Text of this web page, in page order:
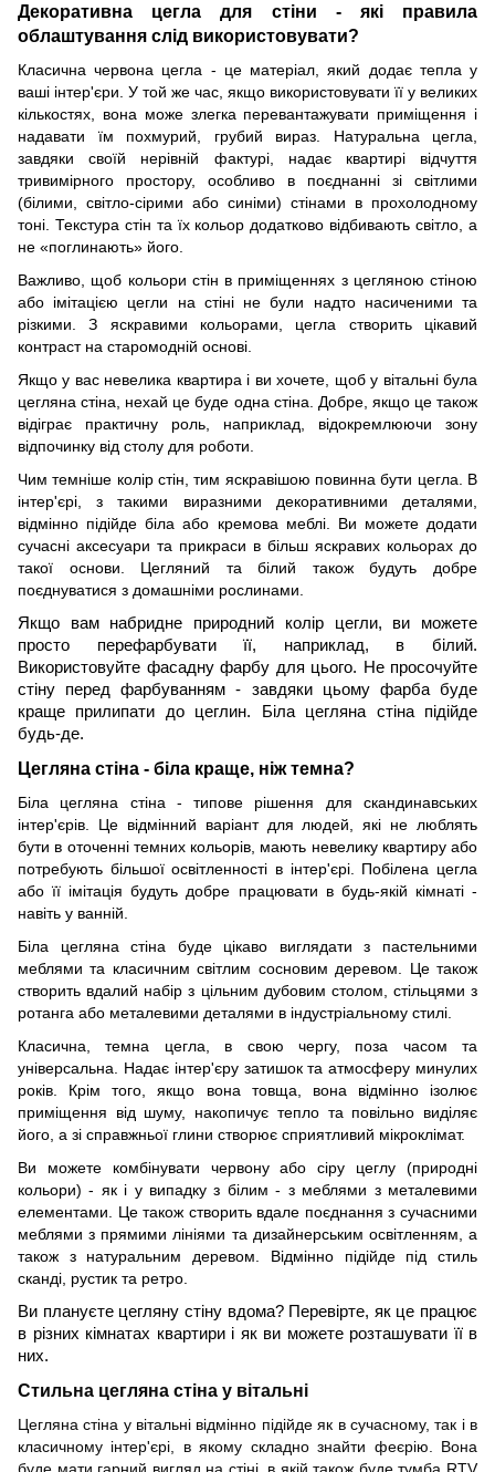
Декоративна цегла для стіни - які правила
облаштування слід використовувати?
Класична червона цегла - це матеріал, який додає тепла у
ваші інтер'єри. У той же час, якщо використовувати її у великих
кількостях, вона може злегка перевантажувати приміщення і
надавати їм похмурий, грубий вираз. Натуральна цегла,
завдяки своїй нерівній фактурі, надає квартирі відчуття
тривимірного простору, особливо в поєднанні зі світлими
(білими, світло-сірими або синіми) стінами в прохолодному
тоні. Текстура стін та їх кольор додатково відбивають світло, а
не «поглинають» його.
Важливо, щоб кольори стін в приміщеннях з цегляною стіною
або імітацією цегли на стіні не були надто насиченими та
різкими. З яскравими кольорами, цегла створить цікавий
контраст на старомодній основі.
Якщо у вас невелика квартира і ви хочете, щоб у вітальні була
цегляна стіна, нехай це буде одна стіна. Добре, якщо це також
відіграє практичну роль, наприклад, відокремлюючи зону
відпочинку від столу для роботи.
Чим темніше колір стін, тим яскравішою повинна бути цегла. В
інтер'єрі, з такими виразними декоративними деталями,
відмінно підійде біла або кремова меблі. Ви можете додати
сучасні аксесуари та прикраси в більш яскравих кольорах до
такої основи. Цегляний та білий також будуть добре
поєднуватися з домашніми рослинами.
Якщо вам набридне природний колір цегли, ви можете
просто перефарбувати її, наприклад, в білий.
Використовуйте фасадну фарбу для цього. Не просочуйте
стіну перед фарбуванням - завдяки цьому фарба буде
краще прилипати до цеглин. Біла цегляна стіна підійде
будь-де.
Цегляна стіна - біла краще, ніж темна?
Біла цегляна стіна - типове рішення для скандинавських
інтер'єрів. Це відмінний варіант для людей, які не люблять
бути в оточенні темних кольорів, мають невелику квартиру або
потребують більшої освітленності в інтер'єрі. Побілена цегла
або її імітація будуть добре працювати в будь-якій кімнаті -
навіть у ванній.
Біла цегляна стіна буде цікаво виглядати з пастельними
меблями та класичним світлим сосновим деревом. Це також
створить вдалий набір з цільним дубовим столом, стільцями з
ротанга або металевими деталями в індустріальному стилі.
Класична, темна цегла, в свою чергу, поза часом та
універсальна. Надає інтер'єру затишок та атмосферу минулих
років. Крім того, якщо вона товща, вона відмінно ізолює
приміщення від шуму, накопичує тепло та повільно виділяє
його, а зі справжньої глини створює сприятливий мікроклімат.
Ви можете комбінувати червону або сіру цеглу (природні
кольори) - як і у випадку з білим - з меблями з металевими
елементами. Це також створить вдале поєднання з сучасними
меблями з прямими лініями та дизайнерським освітленням, а
також з натуральним деревом. Відмінно підійде під стиль
сканді, рустик та ретро.
Ви плануєте цегляну стіну вдома? Перевірте, як це працює
в різних кімнатах квартири і як ви можете розташувати її в
них.
Стильна цегляна стіна у вітальні
Цегляна стіна у вітальні відмінно підійде як в сучасному, так і в
класичному інтер'єрі, в якому складно знайти феєрію. Вона